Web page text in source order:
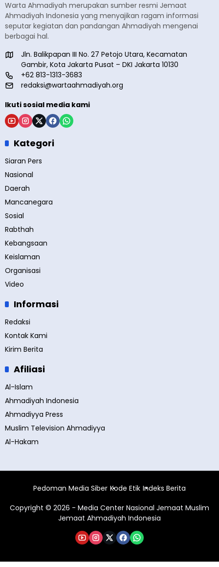
Warta Ahmadiyah merupakan sumber resmi Jemaat
Ahmadiyah Indonesia yang menyajikan ragam informasi
seputar kegiatan dan pandangan Ahmadiyah mengenai
berbagai hal.
Jln. Balikpapan III No. 27 Petojo Utara, Kecamatan
Gambir, Kota Jakarta Pusat – DKI Jakarta 10130
+62 813-1313-3683
redaksi@wartaahmadiyah.org
Ikuti sosial media kami
Kategori
Siaran Pers
Nasional
Daerah
Mancanegara
Sosial
Rabthah
Kebangsaan
Keislaman
Organisasi
Video
Informasi
Redaksi
Kontak Kami
Kirim Berita
Afiliasi
Al-Islam
Ahmadiyah Indonesia
Ahmadiyya Press
Muslim Television Ahmadiyya
Al-Hakam
Pedoman Media Siber Kode Etik Indeks Berita
Copyright © 2026 - Media Center Nasional Jemaat Muslim
Jemaat Ahmadiyah Indonesia